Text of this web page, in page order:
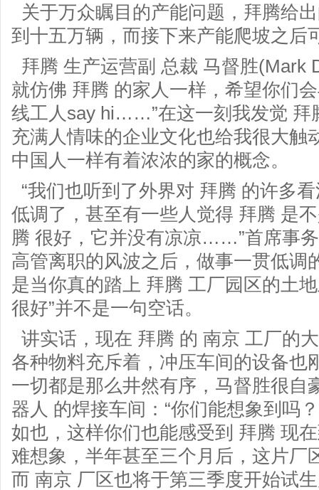
关于万众瞩目的产能问题，拜腾给
到十五万辆，而接下来产能爬坡之后
拜腾 生产运营副 总裁 马督胜(Mark
就仿佛 拜腾 的家人一样，希望你们
线工人say hi……”在这一刻我发觉 拜
充满人情味的企业文化也给我很大触
中国人一样有着浓浓的家的概念。
“我们也听到了外界对 拜腾 的许多
低调了，甚至有一些人觉得 拜腾 是
腾 很好，它并没有凉凉……”首席事
高管离职的风波之后，做事一贯低调
是当你真的踏上 拜腾 工厂园区的土
很好”并不是一句空话。
讲实话，现在 拜腾 的 南京 工厂的
各种物料充斥着，冲压车间的设备也
一切都是那么井然有序，马督胜很自
器人 的焊接车间：“你们能想象到吗
如也，这样你们也能感受到 拜腾 现
难想象，半年甚至三个月后，这片厂
而 南京 厂区也将于第三季度开始试